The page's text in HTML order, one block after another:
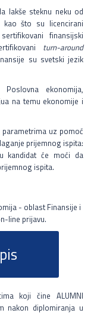
English language
lakše steknu neku od
kao što su licencirani
finansijski
turn-around
su svetski jezik
ekonomija,
na temu ekonomije i
uz pomoć
prijemnog ispita:
kandidat će moći da
ispita.
- oblast Finansije i
line prijavu.
koji čine ALUMNI
nakon diplomiranja u